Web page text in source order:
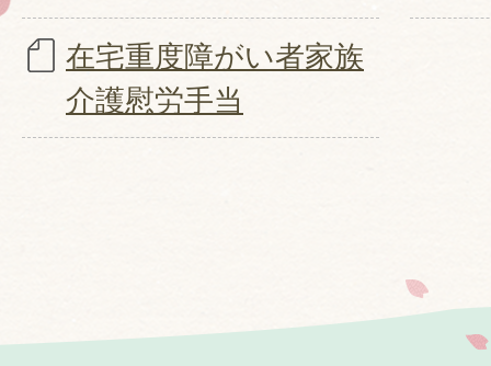
在宅重度障がい者家族
介護慰労手当